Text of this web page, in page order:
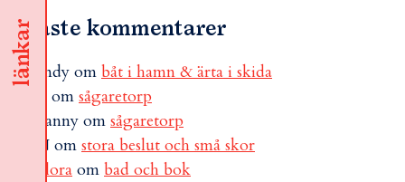
länkar
Senaste kommentarer
andy om båt i hamn & ärta i skida
om sågaretorp
Fanny om sågaretorp
N om stora beslut och små skor
Flora om bad och bok